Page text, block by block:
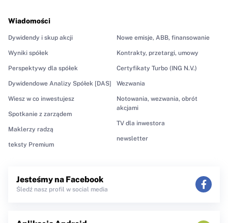
Wiadomości
Dywidendy i skup akcji
Wyniki spółek
Perspektywy dla spółek
Dywidendowe Analizy Spółek [DAS]
Wiesz w co inwestujesz
Spotkanie z zarządem
Maklerzy radzą
teksty Premium
Nowe emisje, ABB, finansowanie
Kontrakty, przetargi, umowy
Certyfikaty Turbo (ING N.V.)
Wezwania
Notowania, wezwania, obrót
akcjami
TV dla inwestora
newsletter
Jesteśmy na Facebook
Śledź nasz profil w social media